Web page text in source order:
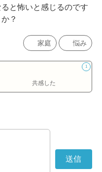
と怖いと感じるのです
？
家庭 悩み
1
共感した